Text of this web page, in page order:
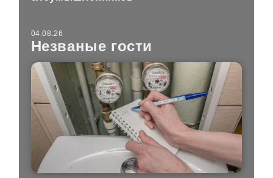
04.08.26
Незваные гости